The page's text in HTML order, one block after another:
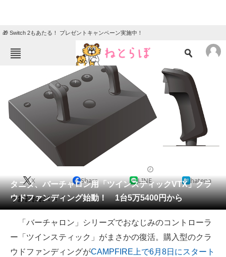
🎁 Switch 2もあたる！ プレゼントキャンペーン実施中！
ニュース
エンタメ クイズ
グルメ
教育・育児
会員記事
メディア
注目記事を集めた総合ページ
ITの今と未来を見通す
タニタ、バーチャロン用「ツインスティックVTX」クラ
ウドファンディング始動！ 1台5万5400円から
X Share LINE hatena
うおおおお！！！
「バーチャロン」シリーズでおなじみのコントローラ
ー「ツインスティック」がまさかの復活。購入型のクラ
ウドファンディングがCAMPFIRE上で6月8日にスタート